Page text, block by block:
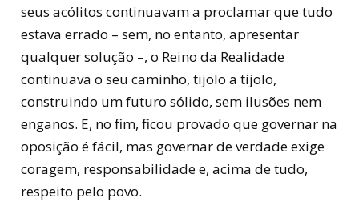
seus acólitos continuavam a proclamar que tudo
estava errado – sem, no entanto, apresentar
qualquer solução –, o Reino da Realidade
continuava o seu caminho, tijolo a tijolo,
construindo um futuro sólido, sem ilusões nem
enganos. E, no fim, ficou provado que governar na
oposição é fácil, mas governar de verdade exige
coragem, responsabilidade e, acima de tudo,
respeito pelo povo.